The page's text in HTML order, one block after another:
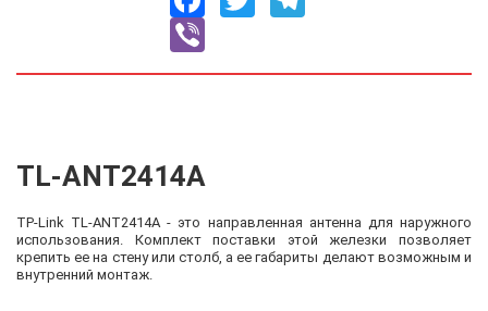
TL-ANT2414A
TP-Link TL-ANT2414A - это направленная антенна для наружного
использования. Комплект поставки этой железки позволяет
крепить ее на стену или столб, а ее габариты делают возможным и
внутренний монтаж.